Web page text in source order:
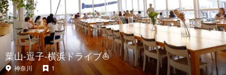
葉山-逗子-横浜ドライブ⛵️
神奈川 1